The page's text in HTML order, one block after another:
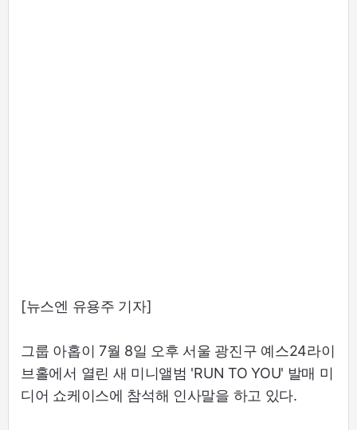
[뉴스엔 유용주 기자]
그룹 아홉이 7월 8일 오후 서울 광진구 예스24라이
브홀에서 열린 새 미니앨범 'RUN TO YOU' 발매 미
디어 쇼케이스에 참석해 인사말을 하고 있다.